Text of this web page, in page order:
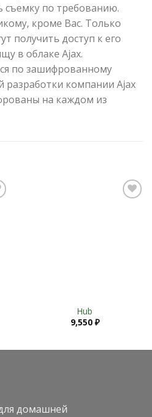
съемку по требованию.
кроме Вас. Только
получить доступ к его
в облаке Ajax.
по зашифрованному
разработки компании Ajax
на каждом из
Hub
9,550 ₽
домашней